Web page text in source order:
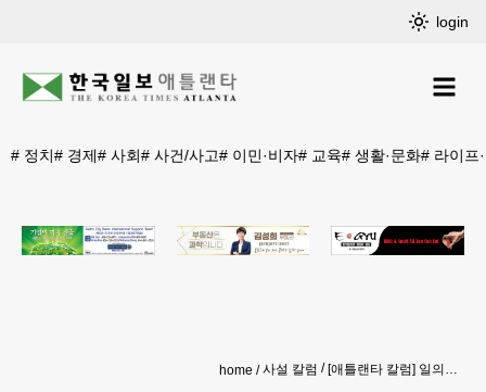
login
# 정치# 경제# 사회# 사건/사고# 이민·비자# 교육# 생활·문화# 라이프
home 사설 칼럼 [애틀랜타 칼럼] 일의 보람을 즐겨라